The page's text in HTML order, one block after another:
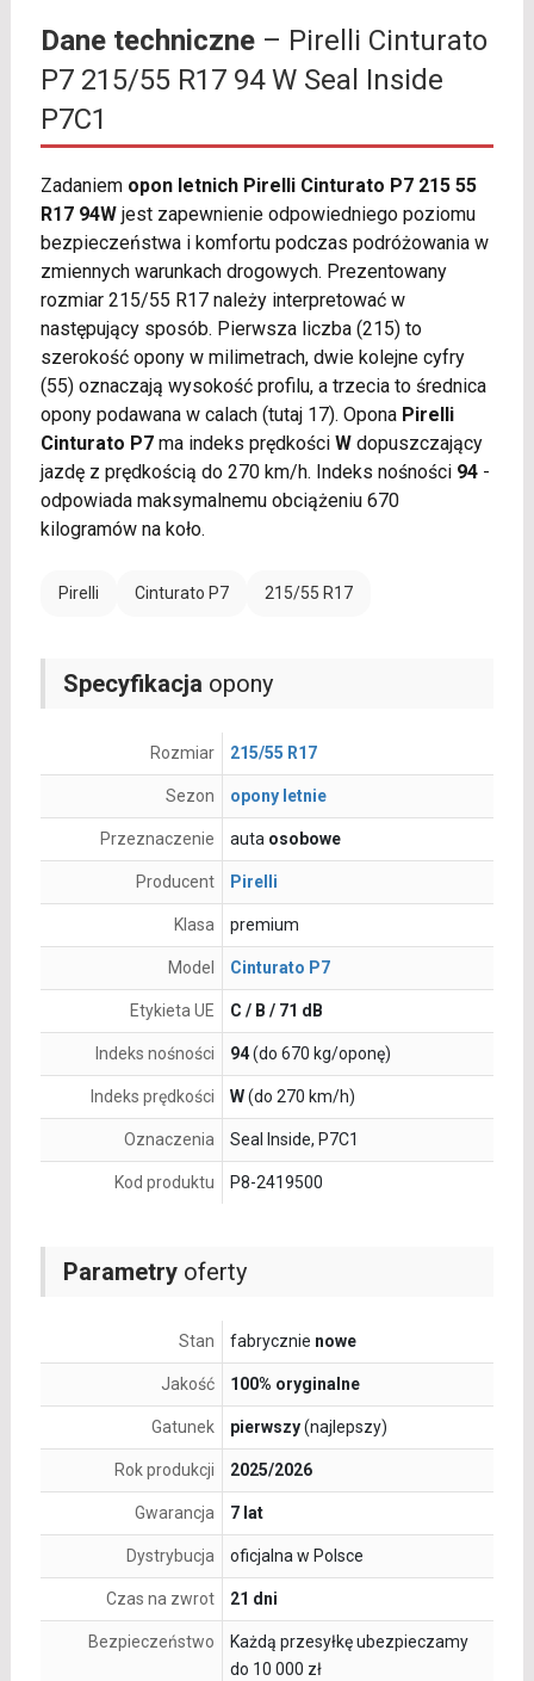
Dane techniczne– Pirelli Cinturato
P7 215/55 R17 94 W Seal Inside
P7C1
Zadaniem opon letnich Pirelli Cinturato P7 215 55
R17 94Wjest zapewnienie odpowiedniego poziomu
bezpieczeństwa i komfortu podczas podróżowania w
zmiennych warunkach drogowych. Prezentowany
rozmiar 215/55 R17 należy interpretować w
następujący sposób. Pierwsza liczba (215) to
szerokość opony w milimetrach, dwie kolejne cyfry
(55) oznaczają wysokość profilu, a trzecia to średnica
opony podawana w calach (tutaj 17). Opona Pirelli
Cinturato P7ma indeks prędkości Wdopuszczający
jazdę z prędkością do 270 km/h. Indeks nośności 94-
odpowiada maksymalnemu obciążeniu 670
kilogramów na koło.
Pirelli Cinturato P7 215/55 R17
Parametryoferty
Stan fabrycznie nowe
Jakość 100% oryginalne
Gatunek pierwszy(najlepszy)
Rok produkcji 2025/2026
Gwarancja 7 lat
Dystrybucja oficjalna w Polsce
Czas na zwrot 21 dni
Bezpieczeństwo
Każdą przesyłkę ubezpieczamy
do 10 000 zł
Specyfikacja opony
Rozmiar 215/55 R17
Sezon opony letnie
Przeznaczenie auta osobowe
Producent Pirelli
Klasa premium
Model Cinturato P7
Etykieta UE C / B / 71 dB
Indeks nośności 94(do 670 kg/oponę)
Indeks prędkości W(do 270 km/h)
Oznaczenia Seal Inside, P7C1
Kod produktu P8-2419500